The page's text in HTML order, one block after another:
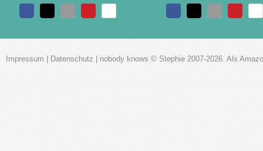
Impressum Datenschutz nobody knows © Stephie 2007-2026. Als